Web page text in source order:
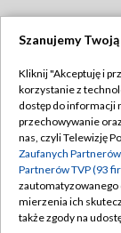
Abonament
Emisja w TVP
Centrum
Naziemna
Szanujemy
Kliknij "Akceptuję i
korzystanie z
dostęp do informacji
przechowywanie
nas, czyli Telewizję
Zaufanych
Partnerów TVP (93
zautomatyzowanego
mierzenia ich
także zgody na